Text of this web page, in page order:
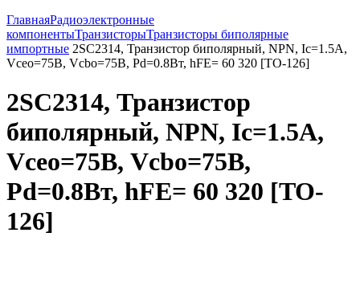
ГлавнаяРадиоэлектронные
компонентыТранзисторыТранзисторы биполярные
импортные 2SC2314, Транзистор биполярный, NPN, Ic=1.5А,
Vceo=75В, Vcbo=75В, Pd=0.8Вт, hFE= 60 320 [TO-126]
2SC2314, Транзистор
биполярный, NPN, Ic=1.5А,
Vceo=75В, Vcbo=75В,
Pd=0.8Вт, hFE= 60 320 [TO-
126]